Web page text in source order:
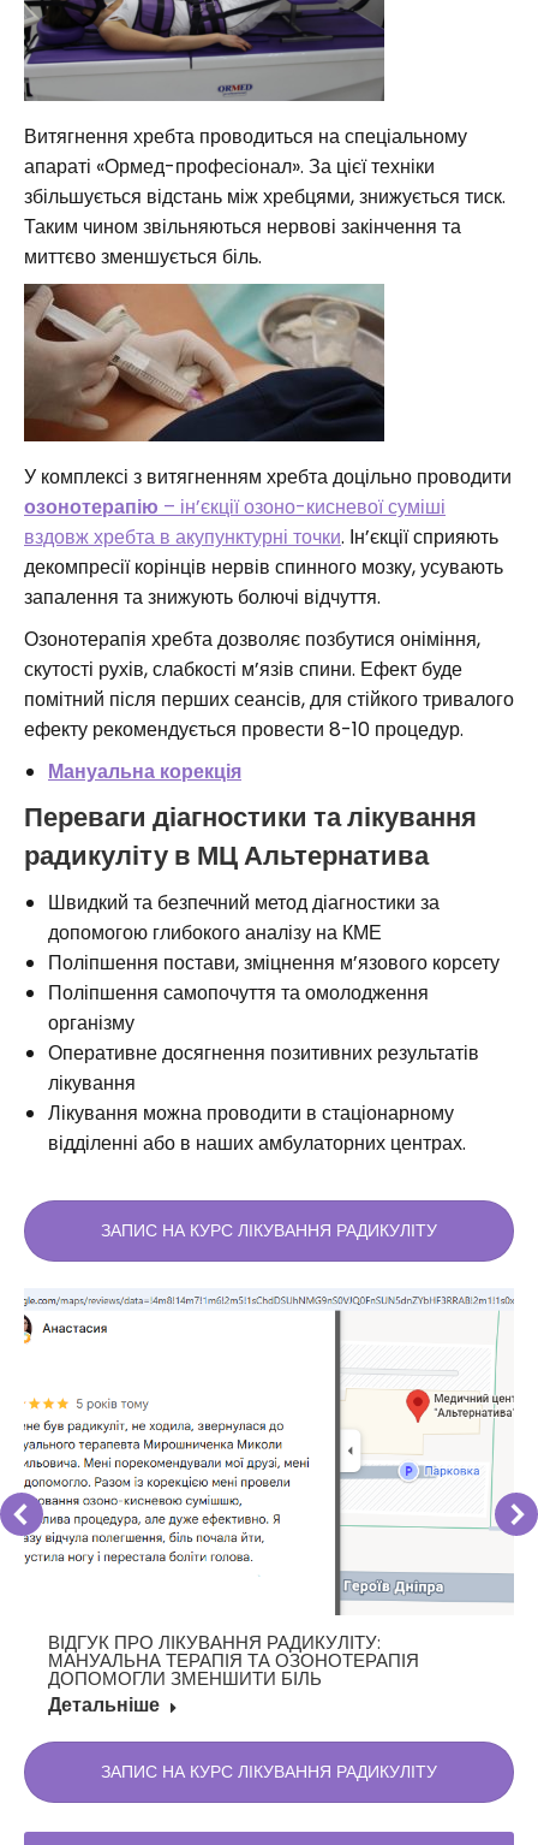
Витягнення хребта проводиться на спеціальному
апараті «Ормед-професіонал». За цієї техніки
збільшується відстань між хребцями, знижується тиск.
Таким чином звільняються нервові закінчення та
миттєво зменшується біль.
У комплексі з витягненням хребта доцільно проводити
озонотерапію – ін’єкції озоно-кисневої суміші
вздовж хребта в акупунктурні точки. Ін’єкції сприяють
декомпресії корінців нервів спинного мозку, усувають
запалення та знижують болючі відчуття.
Озонотерапія хребта дозволяє позбутися оніміння,
скутості рухів, слабкості м’язів спини. Ефект буде
помітний після перших сеансів, для стійкого тривалого
ефекту рекомендується провести 8-10 процедур.
Мануальна корекція
Переваги діагностики та лікування
радикуліту в МЦ Альтернатива
Швидкий та безпечний метод діагностики за
допомогою глибокого аналізу на КМЕ
Поліпшення постави, зміцнення м’язового корсету
Поліпшення самопочуття та омолодження
організму
Оперативне досягнення позитивних результатів
лікування
Лікування можна проводити в стаціонарному
відділенні або в наших амбулаторних центрах.
ЗАПИС НА КУРС ЛІКУВАННЯ РАДИКУЛІТУ
ВІДГУК ПРО ЛІКУВАННЯ РАДИКУЛІТУ:
МАНУАЛЬНА ТЕРАПІЯ ТА ОЗОНОТЕРАПІЯ
ДОПОМОГЛИ ЗМЕНШИТИ БІЛЬ
Детальніше
ЗАПИС НА КУРС ЛІКУВАННЯ РАДИКУЛІТУ